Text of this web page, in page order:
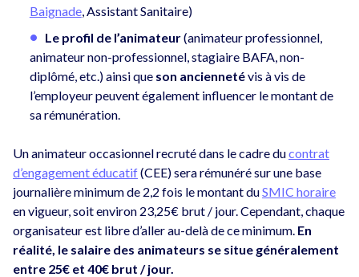
Baignade, Assistant Sanitaire)
Le profil de l’animateur(animateur professionnel,
animateur non-professionnel, stagiaire BAFA, non-
diplômé, etc.) ainsi que son anciennetévis à vis de
l’employeur peuvent également influencer le montant de
sa rémunération.
Un animateur occasionnel recruté dans le cadre ducontrat
d’engagement éducatif(CEE) sera rémunéré sur une base
journalière minimum de 2,2 fois le montant duSMIC horaire
en vigueur, soit environ 23,25€ brut / jour. Cependant, chaque
organisateur est libre d’aller au-delà de ce minimum. En
réalité, le salaire des animateurs se situe généralement
entre 25€ et 40€ brut / jour.